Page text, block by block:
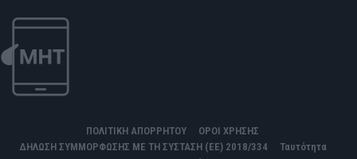
ΠΟΛΙΤΙΚΗ ΑΠΟΡΡΗΤΟΥ
ΟΡΟΙ ΧΡΗΣΗΣ
ΔΗΛΩΣΗ ΣΥΜΜΟΡΦΩΣΗΣ ΜΕ ΤΗ ΣΥΣΤΑΣΗ (ΕΕ) 2018/334
Ταυτότητα